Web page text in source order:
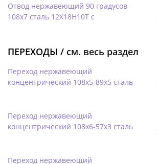
Отвод нержавеющий 90 градусов
108х7 сталь 12Х18Н10Т с
ПЕРЕХОДЫ / см. весь раздел
Переход нержавеющий
концентрический 108х5-89х5 сталь
Переход нержавеющий
концентрический 108х6-57х3 сталь
Переход нержавеющий